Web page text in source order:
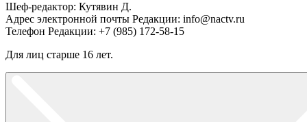
Шеф-редактор: Кутявин Д.
Адрес электронной почты Редакции: info@nactv.ru
Телефон Редакции: +7 (985) 172-58-15
Для лиц старше 16 лет.